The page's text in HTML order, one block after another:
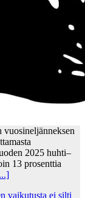
vuosineljänneksen
2025 huhti–
13 prosenttia
vaikutusta ei silti